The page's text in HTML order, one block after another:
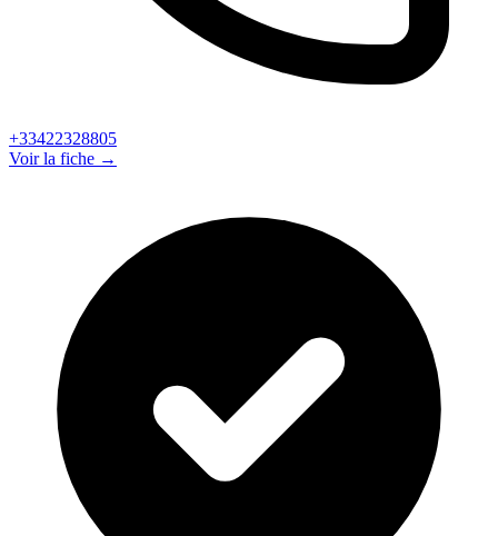
+33422328805
Voir la fiche →